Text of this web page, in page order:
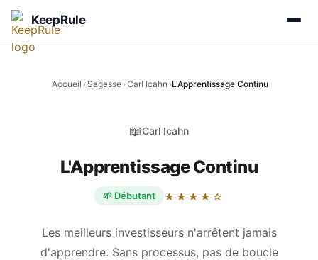
KeepRule
Accueil › Sagesse ›Carl Icahn ›L'Apprentissage Continu
📖Carl Icahn
L'Apprentissage Continu
🌱 Débutant ★★★★☆
Les meilleurs investisseurs n'arrêtent jamais
d'apprendre. Sans processus, pas de boucle